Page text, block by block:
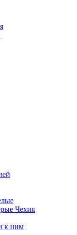
Чехия
к ним